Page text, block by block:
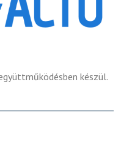
készül.